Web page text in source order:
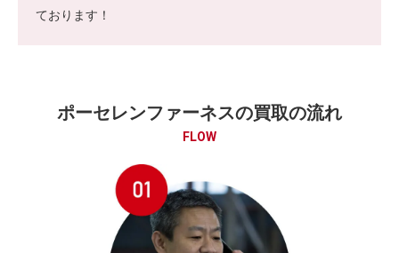
ております！
ポーセレンファーネスの買取の流れ
FLOW